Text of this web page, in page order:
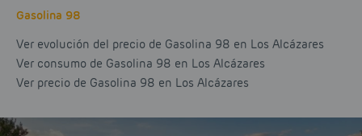
Gasolina 98
Ver evolución del precio de Gasolina 98 en Los Alcázares
Ver consumo de Gasolina 98 en Los Alcázares
Ver precio de Gasolina 98 en Los Alcázares